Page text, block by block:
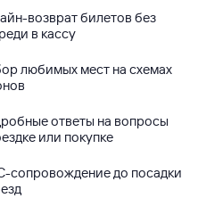
возврат билетов без
в кассу
любимых мест на схемах
ответы на вопросы
или покупке
сопровождение до посадки